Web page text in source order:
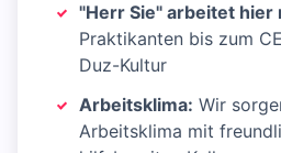
"Herr Sie" arbeitet hier
Praktikanten bis zum
Duz-Kultur
Arbeitsklima: Wir
Arbeitsklima mit